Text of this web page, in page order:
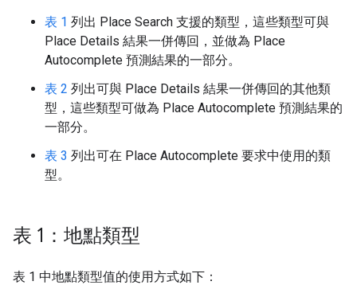
表 1 列出 Place Search 支援的類型，這些類型可與
Place Details 結果一併傳回，並做為 Place
Autocomplete 預測結果的一部分。
表 2 列出可與 Place Details 結果一併傳回的其他類
型，這些類型可做為 Place Autocomplete 預測結果的
一部分。
表 3 列出可在 Place Autocomplete 要求中使用的類
型。
表 1：地點類型
表 1 中地點類型值的使用方式如下：